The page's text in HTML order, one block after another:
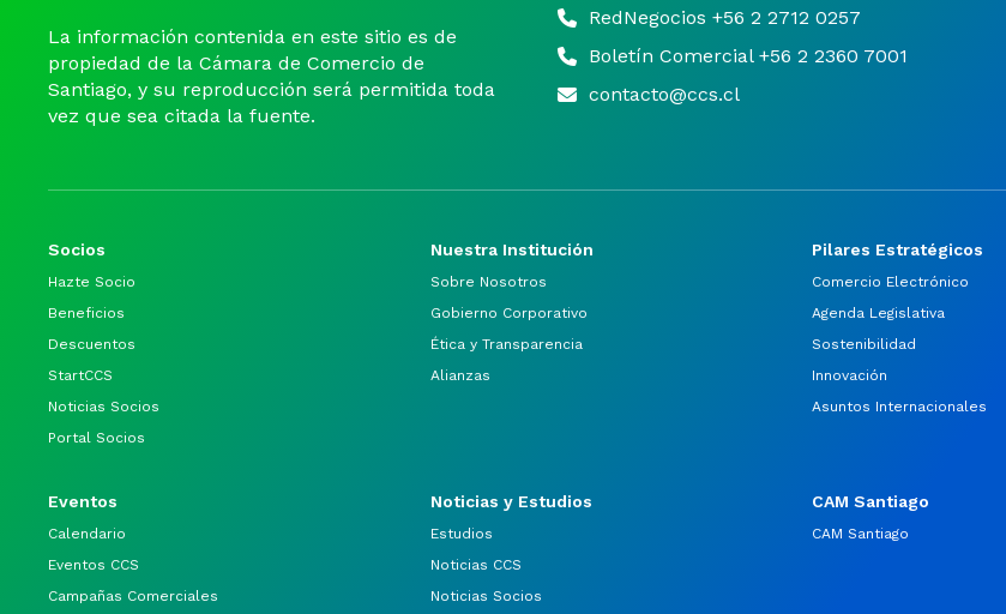
La información contenida en este sitio es de
propiedad de la Cámara de Comercio de
Santiago, y su reproducción será permitida toda
vez que sea citada la fuente.
RedNegocios +56 2 2712 0257
Boletín Comercial +56 2 2360 7001
contacto@ccs.cl
Socios
Hazte Socio
Beneficios
Descuentos
StartCCS
Noticias Socios
Portal Socios
Nuestra Institución
Sobre Nosotros
Gobierno Corporativo
Ética y Transparencia
Alianzas
Pilares Estratégicos
Comercio Electrónico
Agenda Legislativa
Sostenibilidad
Innovación
Asuntos Internacionales
Eventos
Calendario
Eventos CCS
Campañas Comerciales
Noticias y Estudios
Estudios
Noticias CCS
Noticias Socios
CAM Santiago
CAM Santiago